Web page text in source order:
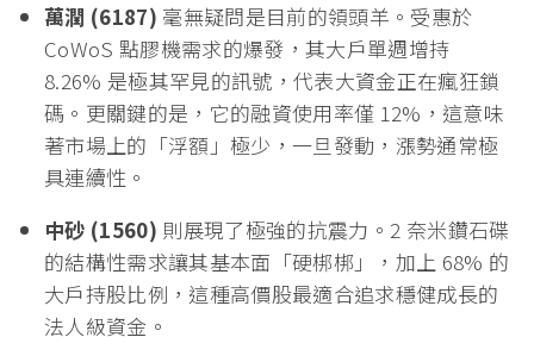
萬潤 (6187) 毫無疑問是目前的領頭羊。受惠於
CoWoS 點膠機需求的爆發，其大戶單週增持
8.26% 是極其罕見的訊號，代表大資金正在瘋狂鎖
碼。更關鍵的是，它的融資使用率僅 12%，這意味
著市場上的「浮額」極少，一旦發動，漲勢通常極
具連續性。
中砂 (1560) 則展現了極強的抗震力。2 奈米鑽石碟
的結構性需求讓其基本面「硬梆梆」，加上 68% 的
大戶持股比例，這種高價股最適合追求穩健成長的
法人級資金。